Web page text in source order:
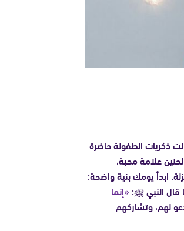
ذكريات الطفولة حاضرة
علامة محبة،
ابدأ يومك بنية واضحة:
قال النبي ﷺ: «إنما
لهم، وتشاركهم